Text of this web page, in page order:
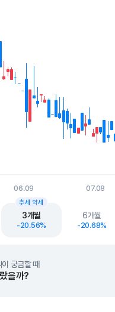
Chart
axis displaying Time.
axis displaying values.
06.09 07.08
chart.
3개월
-20.56%
추세 약세
6개월
-20.68%
궁금할 때
을까?